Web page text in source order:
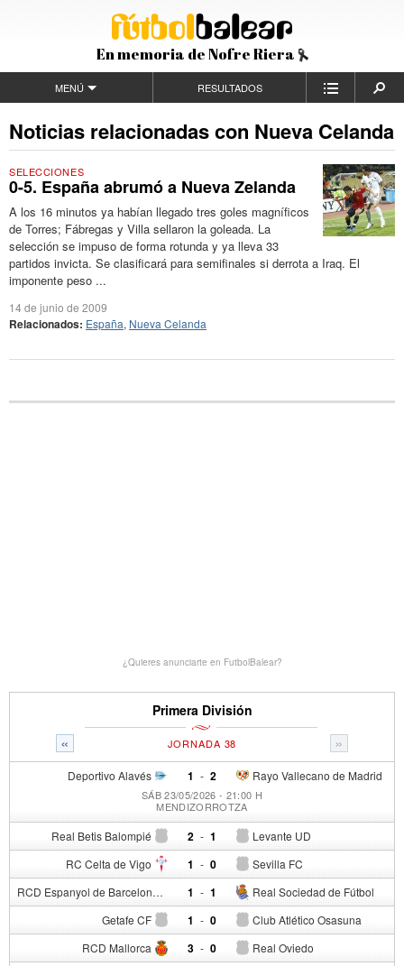
En memoria de Nofre Riera
MENÚ RESULTADOS
Noticias relacionadas con Nueva Celanda
SELECCIONES
0-5. España abrumó a Nueva Zelanda
A los 16 minutos ya habían llegado tres goles magníficos
de Torres; Fábregas y Villa sellaron la goleada. La
selección se impuso de forma rotunda y ya lleva 33
partidos invicta. Se clasificará para semifinales si derrota a Iraq. El
imponente peso ...
14 de junio de 2009
Relacionados: España, Nueva Celanda
¿Quieres anunciarte en FutbolBalear?
Primera División
« »
JORNADA 38
Deportivo Alavés 1 - Rayo Vallecano de Madrid
2
SÁB 23/05/2026 - 21:00 H
MENDIZORROTZA
Real Betis Balompié 2 - Levante UD
1
RC Celta de Vigo 1 - Sevilla FC
0
RCD Espanyol de Barcelona 1 - Real Sociedad de Fútbol
1
Getafe CF 1 - Club Atlético Osasuna
0
RCD Mallorca 3 - Real Oviedo
0